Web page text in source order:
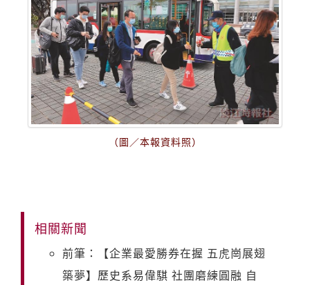
（圖／本報資料照）
相關新聞
前筆：【企業最愛勝券在握 五虎崗展翅
築夢】歷史系易偉騏 社團磨練圓融 自